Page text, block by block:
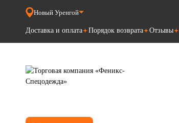
Новый Уренгой
Доставка и оплата Порядок возврата Отзывы